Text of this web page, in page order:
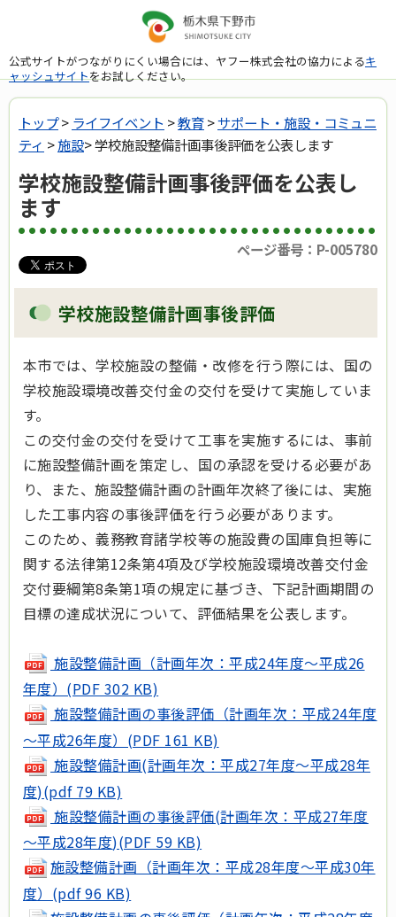
公式サイトがつながりにくい場合には、ヤフー株式会社の協力によるキ
ャッシュサイトをお試しください。
トップ> ライフイベント >教育>サポート・施設・コミュニ
ティ >施設> 学校施設整備計画事後評価を公表します
学校施設整備計画事後評価を公表し
ます
ページ番号：P-005780
学校施設整備計画事後評価
本市では、学校施設の整備・改修を行う際には、国の
学校施設環境改善交付金の交付を受けて実施していま
す。
この交付金の交付を受けて工事を実施するには、事前
に施設整備計画を策定し、国の承認を受ける必要があ
り、また、施設整備計画の計画年次終了後には、実施
した工事内容の事後評価を行う必要があります。
このため、義務教育諸学校等の施設費の国庫負担等に
関する法律第12条第4項及び学校施設環境改善交付金
交付要綱第8条第1項の規定に基づき、下記計画期間の
目標の達成状況について、評価結果を公表します。
施設整備計画（計画年次：平成24年度～平成26
年度）(PDF 302 KB)
施設整備計画の事後評価（計画年次：平成24年度
～平成26年度）(PDF 161 KB)
施設整備計画(計画年次：平成27年度～平成28年
度)(pdf 79 KB)
施設整備計画の事後評価(計画年次：平成27年度
～平成28年度)(PDF 59 KB)
施設整備計画（計画年次：平成28年度～平成30年
度）(pdf 96 KB)